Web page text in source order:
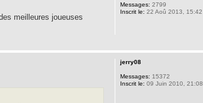
meilleures joueuses
Messages: 2799
Inscrit le: 22 Aoû 2013, 15:42
jerry08
Messages: 15372
Inscrit le: 09 Juin 2010, 21:08